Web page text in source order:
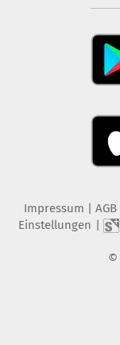
Impressum | AGB
Einstellungen |
©